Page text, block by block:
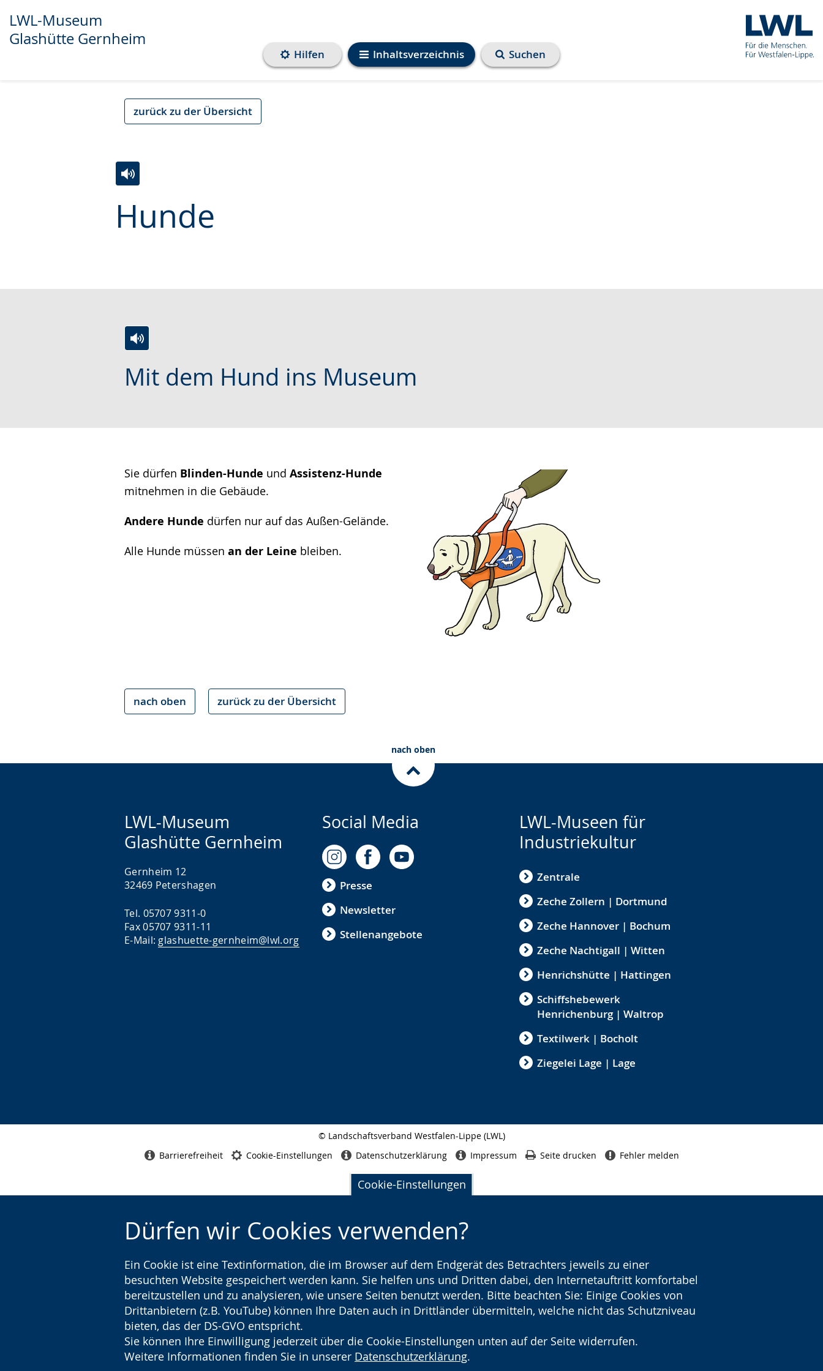
LWL-Museum
Glashütte Gernheim
Inhaltsverzeichnis
Hilfen Suchen
Cookie-Einstellungen
Dürfen wir Cookies verwenden?
Ein Cookie ist eine Textinformation, die im Browser auf dem Endgerät des Betrachters jeweils zu einer
besuchten Website gespeichert werden kann. Sie helfen uns und Dritten dabei, den Internetauftritt komfortabel
bereitzustellen und zu analysieren, wie unsere Seiten benutzt werden. Bitte beachten Sie: Einige Cookies von
Drittanbietern (z.B. YouTube) können Ihre Daten auch in Drittländer übermitteln, welche nicht das Schutzniveau
bieten, das der DS-GVO entspricht.
Sie können Ihre Einwilligung jederzeit über die Cookie-Einstellungen unten auf der Seite widerrufen.
Weitere Informationen finden Sie in unserer Datenschutzerklärung.
zurück zu der Übersicht
Hunde
Leichten
Sprache
Audio-
Unterstützung.
Video
in
Leichten
Audio-
Video
Gebärdensprache
angezeigt.
Mit dem Hund ins Museum
Sie dürfen Blinden-Hunde und Assistenz-Hunde
mitnehmen in die Gebäude.
Andere Hunde dürfen nur auf das Außen-Gelände.
Alle Hunde müssen an der Leine bleiben.
nach oben zurück zu der Übersicht
nach oben
LWL-Museum
Glashütte Gernheim
Gernheim 12
32469 Petershagen
Tel. 05707 9311-0
Fax 05707 9311-11
E-Mail: glashuette-gernheim@lwl.org
Social Media
Presse
Newsletter
Stellenangebote
LWL-Museen für
Industriekultur
Zentrale
Zeche Zollern | Dortmund
Zeche Hannover | Bochum
Zeche Nachtigall | Witten
Henrichshütte | Hattingen
Schiffshebewerk
Henrichenburg | Waltrop
Textilwerk | Bocholt
Ziegelei Lage | Lage
© Landschaftsverband Westfalen-Lippe (LWL)
Barrierefreiheit Cookie-Einstellungen Datenschutzerklärung Impressum Seite drucken Fehler melden